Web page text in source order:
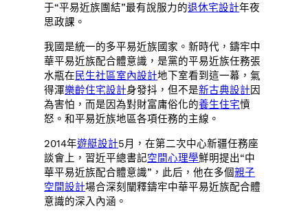
于“平易近族團結”最有說服力的退休宅設計年夜
思政課。
我國是統一的多平易近族國家。新時代，鑄牢中
華平易近族配合體意識，是黨的平易近族任務張
水瓶在民生社區室內設計地下室看到這一幕，氣
得渾樂齡住宅設計身發抖，但不是新古典設計因
為害怕，而是因為對財富庸俗化的養生住宅憤
怒。和平易近族地區各項任務的主線。
2014年遊艇設計5月，在第二次中心新疆任務座
談會上，習近平總書記空間心理學鮮明提出“中
華平易近族配合體意識”，此后，他在多個親子
空間設計場合深刻闡釋鑄牢中華平易近族配合體
意識的深入內涵。